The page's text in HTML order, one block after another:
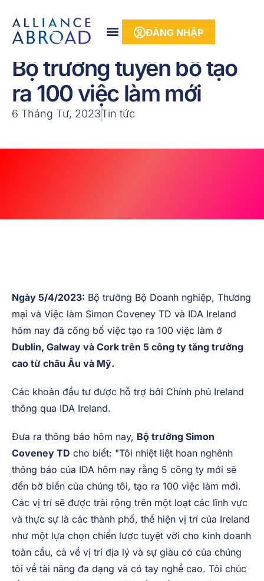
nội
dung
ĐĂNG NHẬP
Bộ trưởng tuyên bố tạo
ra 100 việc làm mới
Ngày 5/4/2023:Bộ trưởng Bộ Doanh nghiệp, Thương
hôm nay đã công bố việc tạo ra 100 việc làm ở
Dublin, Galway và Cork trên 5 công ty tăng trưởng
Các khoản đầu tư được hỗ trợ bởi Chính phủ Ireland
thông qua IDA Ireland.
Đưa ra thông báo hôm nay,Bộ trưởng Simon
Coveney TD cho biết: "Tôi nhiệt liệt hoan nghênh
thông báo của IDA hôm nay rằng 5 công ty mới sẽ
đến bờ biển của chúng tôi, tạo ra 100 việc làm mới.
Các vị trí sẽ được trải rộng trên một loạt các lĩnh vực